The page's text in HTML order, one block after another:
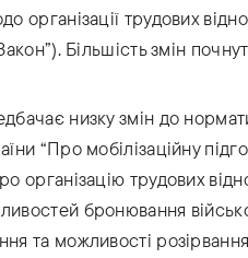
організації трудових
Більшість змін
низку змін до
“Про мобілізаційну
організацію трудових
бронювання
та можливості